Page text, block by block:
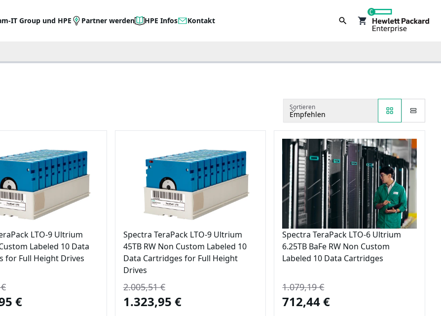
IT Group und HPE Partner werden HPE Infos Kontakt
0
Sortieren
Sortieren
Empfehlen
LTO-9 Ultrium
Labeled 10 Data
for Full Height Drives
€
Spectra TeraPack LTO-9 Ultrium
45TB RW Non Custom Labeled 10
Data Cartridges for Full Height
Drives
2.005,51 €
1.323,95 €
Spectra TeraPack LTO-6 Ultrium
6.25TB BaFe RW Non Custom
Labeled 10 Data Cartridges
1.079,19 €
712,44 €